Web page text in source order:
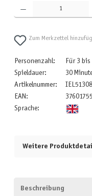
Produkt Anzahl: Gib den
Zum Merkzettel
Personenzahl:
Für 3
Spieldauer:
30
Artikelnummer:
IEL51308
EAN:
Sprache:
Weitere
Beschreibung